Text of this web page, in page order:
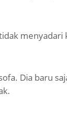
Dia baru